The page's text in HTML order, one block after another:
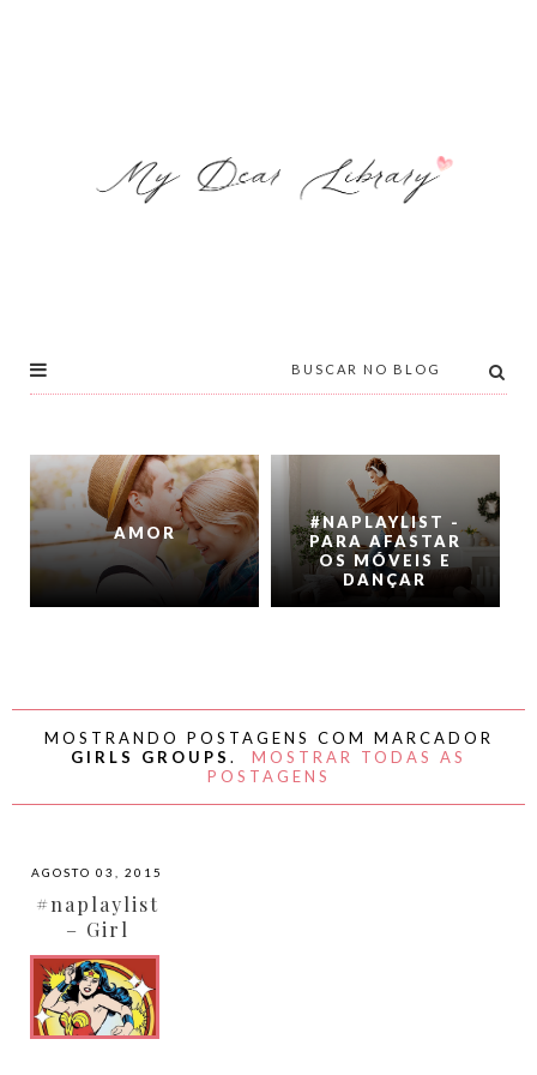
AMOR
#NAPLAYLIST -
PARA AFASTAR
OS MÓVEIS E
DANÇAR
MOSTRANDO POSTAGENS COM MARCADOR
GIRLS GROUPS.
MOSTRAR TODAS AS
POSTAGENS
AGOSTO 03, 2015
#naplaylist
– Girl
Power